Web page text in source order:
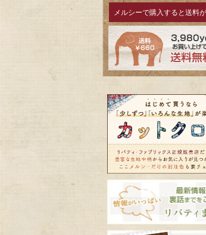
メルシーで購入すると送料が